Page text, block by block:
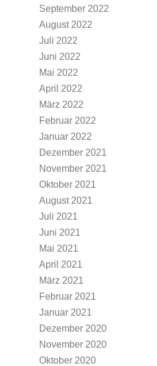
September 2022
August 2022
Juli 2022
Juni 2022
Mai 2022
April 2022
März 2022
Februar 2022
Januar 2022
Dezember 2021
November 2021
Oktober 2021
August 2021
Juli 2021
Juni 2021
Mai 2021
April 2021
März 2021
Februar 2021
Januar 2021
Dezember 2020
November 2020
Oktober 2020